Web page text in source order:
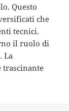
Questo
che
tecnici.
il ruolo di
La
trascinante